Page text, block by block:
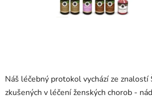
Náš léčebný protokol vychází ze znalostí
zkušených v léčení ženských chorob -